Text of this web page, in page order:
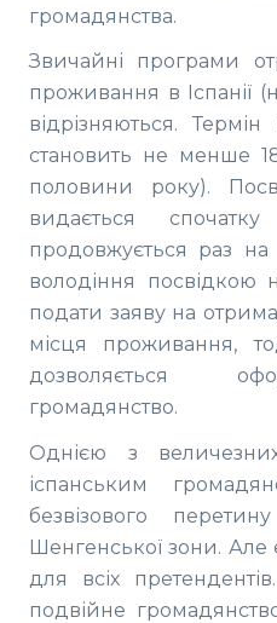
громадянства.
Звичайні програми
проживання в Іспанії
відрізняються.
становить не менше
половини року).
видається
продовжується раз
володіння
подати заяву на
місця проживання,
дозволяється
громадянство.
Однією з
іспанським
безвізового
Шенгенської зони.
для всіх
подвійне